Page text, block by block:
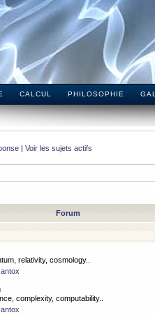
CALCUL PHILOSOPHIE
| Voir les sujets actifs
Forum
relativity, cosmology..
complexity, computability..